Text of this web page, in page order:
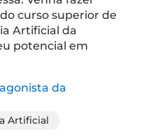
curso superior de
Artificial da
potencial em
da
Artificial